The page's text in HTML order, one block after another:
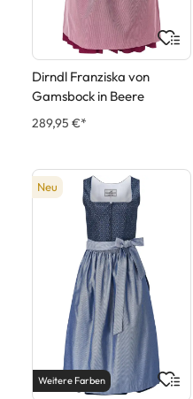
Dirndl Franziska von
Gamsbock in Beere
289,95 €*
Neu
Weitere Farben